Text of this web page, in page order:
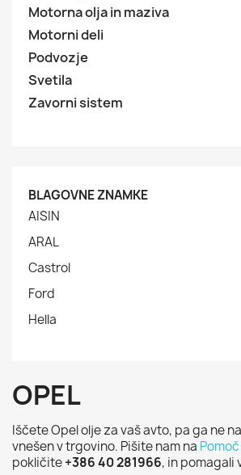
Motorna olja in maziva
Motorni deli
Podvozje
Svetila
Zavorni sistem
BLAGOVNE ZNAMKE
AISIN
ARAL
Castrol
Ford
Hella
OPEL
Iščete Opel olje za vaš avto, pa ga ne
vnešen v trgovino. Pišite nam na
pokličite+386 40 281966, in pomagali